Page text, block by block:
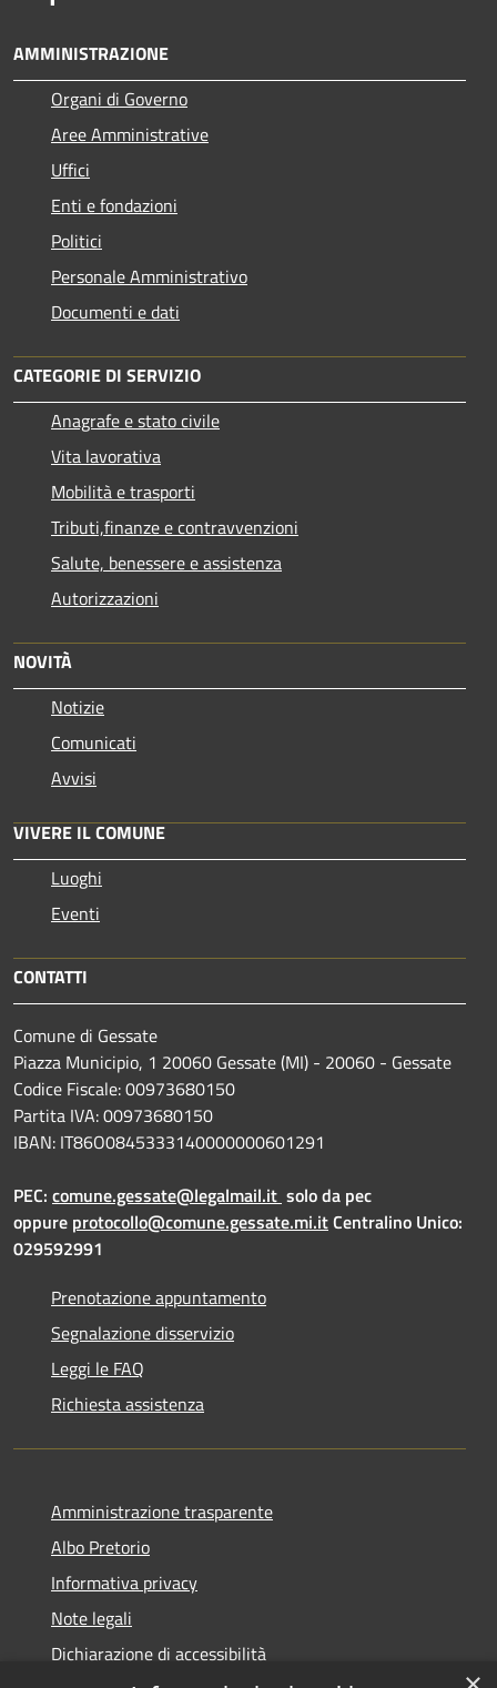
AMMINISTRAZIONE
Organi di Governo
Aree Amministrative
Uffici
Enti e fondazioni
Politici
Personale Amministrativo
Documenti e dati
CATEGORIE DI SERVIZIO
Anagrafe e stato civile
Vita lavorativa
Mobilità e trasporti
Tributi,finanze e contravvenzioni
Salute, benessere e assistenza
Autorizzazioni
NOVITÀ
Notizie
Comunicati
Avvisi
VIVERE IL COMUNE
Luoghi
Eventi
CONTATTI
Comune di Gessate
Piazza Municipio, 1 20060 Gessate (MI) - 20060 - Gessate
Codice Fiscale: 00973680150
Partita IVA: 00973680150
IBAN: IT86O0845333140000000601291
PEC: comune.gessate@legalmail.it solo da pec
oppure protocollo@comune.gessate.mi.itCentralino Unico:
029592991
Prenotazione appuntamento
Segnalazione disservizio
Leggi le FAQ
Richiesta assistenza
Amministrazione trasparente
Albo Pretorio
Informativa privacy
Note legali
Dichiarazione di accessibilità